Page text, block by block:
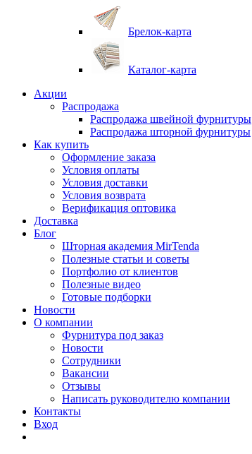
Брелок-карта
Каталог-карта
Акции
Распродажа
Распродажа швейной фурнитуры
Распродажа шторной фурнитуры
Как купить
Оформление заказа
Условия оплаты
Условия доставки
Условия возврата
Верификация оптовика
Доставка
Блог
Шторная академия MirTenda
Полезные статьи и советы
Портфолио от клиентов
Полезные видео
Готовые подборки
Новости
О компании
Фурнитура под заказ
Новости
Сотрудники
Вакансии
Отзывы
Написать руководителю компании
Контакты
Вход